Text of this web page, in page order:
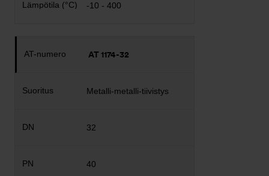
-10 - 400
AT 1174-32
Metalli-metalli-tiivistys
32
40